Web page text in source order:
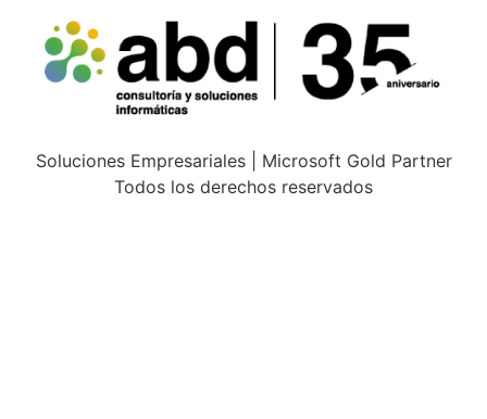
Soluciones Empresariales | Microsoft Gold Partner
Todos los derechos reservados